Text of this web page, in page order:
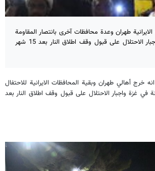
طهران وعدة محافظات آخرى بانتصار المقاومة
الفلسطينة في غزة واجبار الاحتلال على قبول وقف اطلاق النار بعد 15 شهر
انه خرج أهالي طهران وبقية المحافظات الايرانية للاحتفال
في غزة واجبار الاحتلال على قبول وقف اطلاق النار بعد